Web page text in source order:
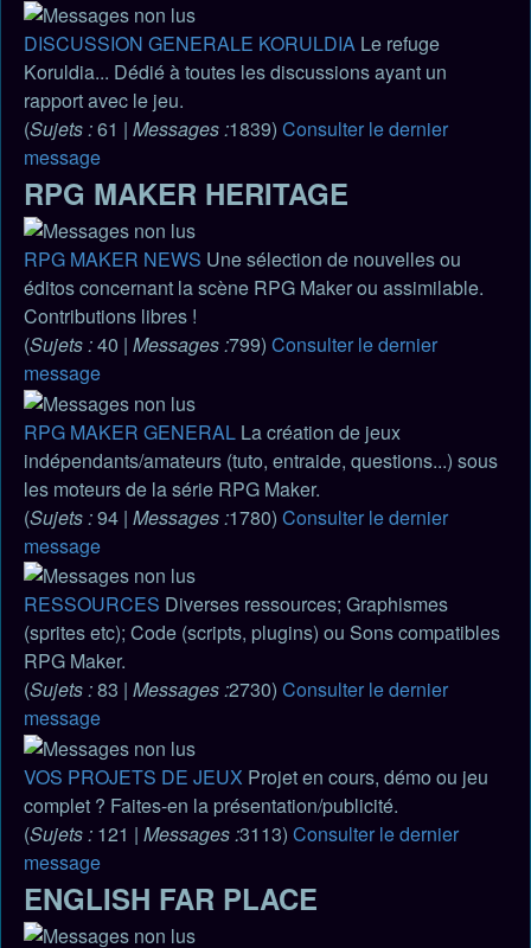
DISCUSSION GENERALE KORULDIA Le refuge
Koruldia... Dédié à toutes les discussions ayant un
rapport avec le jeu.
(Sujets :61 | Messages :1839) Consulter le dernier
message
RPG MAKER HERITAGE
RPG MAKER NEWS Une sélection de nouvelles ou
éditos concernant la scène RPG Maker ou assimilable.
Contributions libres !
(Sujets :40 | Messages :799) Consulter le dernier
message
RPG MAKER GENERAL La création de jeux
indépendants/amateurs (tuto, entraide, questions...) sous
les moteurs de la série RPG Maker.
(Sujets :94 | Messages :1780) Consulter le dernier
message
RESSOURCES Diverses ressources; Graphismes
(sprites etc); Code (scripts, plugins) ou Sons compatibles
RPG Maker.
(Sujets :83 | Messages :2730) Consulter le dernier
message
VOS PROJETS DE JEUX Projet en cours, démo ou jeu
complet ? Faites-en la présentation/publicité.
(Sujets : 121 | Messages :3113) Consulter le dernier
message
ENGLISH FAR PLACE